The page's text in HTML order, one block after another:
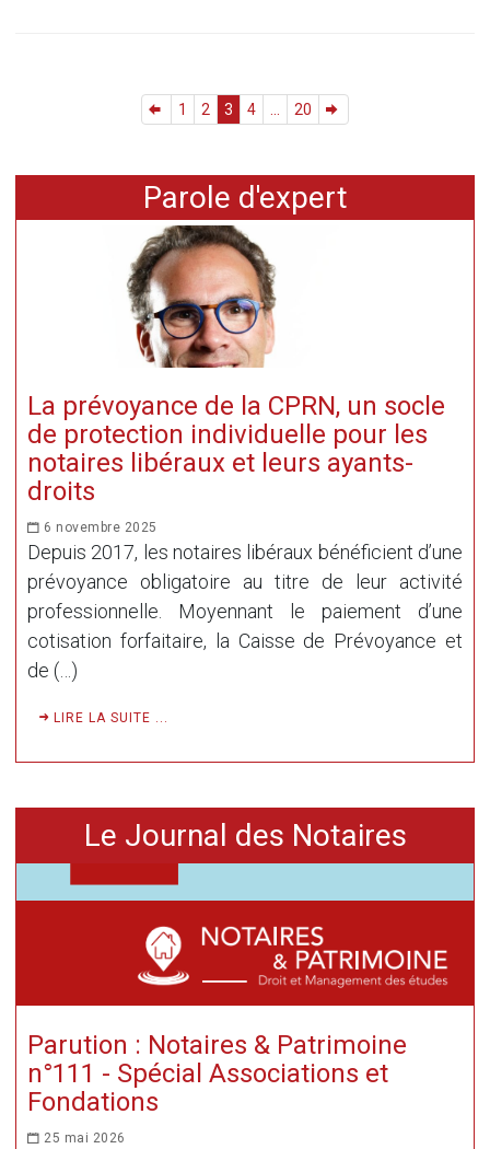
1 2 3 4 20
Parole d'expert
La prévoyance de la CPRN, un socle
de protection individuelle pour les
notaires libéraux et leurs ayants-
droits
6 novembre 2025
Depuis 2017, les notaires libéraux bénéficient d’une
prévoyance obligatoire au titre de leur activité
professionnelle. Moyennant le paiement d’une
cotisation forfaitaire, la Caisse de Prévoyance et
de (…)
LIRE LA SUITE ...
Le Journal des Notaires
Parution : Notaires & Patrimoine
n°111 - Spécial Associations et
Fondations
25 mai 2026